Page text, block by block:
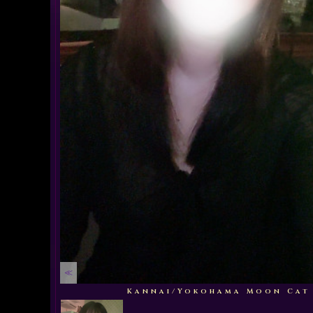
≪
Kannai/Yokohama Moon Cat